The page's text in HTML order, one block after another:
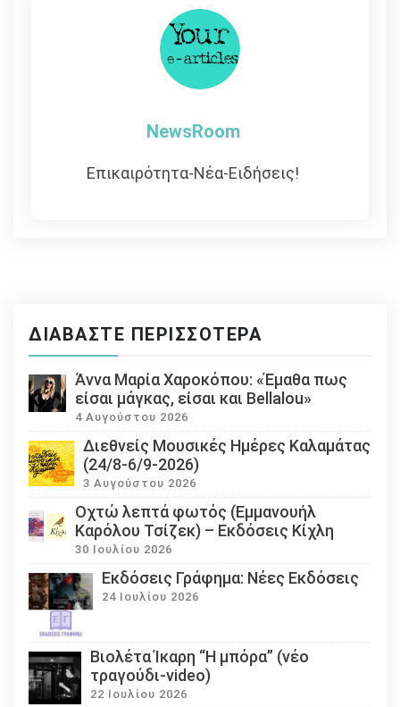
NewsRoom
Επικαιρότητα-Νέα-Ειδήσεις!
ΔΙΑΒΆΣΤΕ ΠΕΡΙΣΣΌΤΕΡΑ
Άννα Μαρία Χαροκόπου: «Έμαθα πως
είσαι μάγκας, είσαι και Bellalou»
4 Αυγούστου 2026
Διεθνείς Μουσικές Ημέρες Καλαμάτας
(24/8-6/9-2026)
3 Αυγούστου 2026
Οχτώ λεπτά φωτός (Εμμανουήλ
Καρόλου Τσίζεκ) – Εκδόσεις Κίχλη
30 Ιουλίου 2026
Εκδόσεις Γράφημα: Νέες Εκδόσεις
24 Ιουλίου 2026
Βιολέτα Ίκαρη “Η μπόρα” (νέο
τραγούδι-video)
22 Ιουλίου 2026